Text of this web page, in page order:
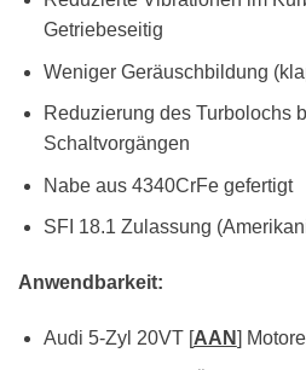
Getriebeseitig
Weniger Geräuschbildung
Reduzierung des Turbolochs
Schaltvorgängen
Nabe aus 4340CrFe gefertigt
SFI 18.1 Zulassung
Anwendbarkeit:
Audi 5-Zyl 20VT [AAN]